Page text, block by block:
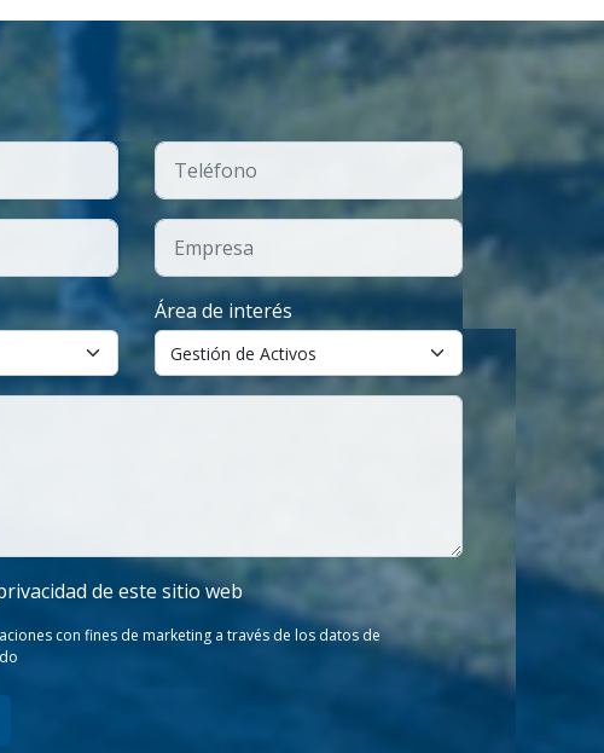
Área de interés
de este sitio web
con fines de marketing a través de los datos de